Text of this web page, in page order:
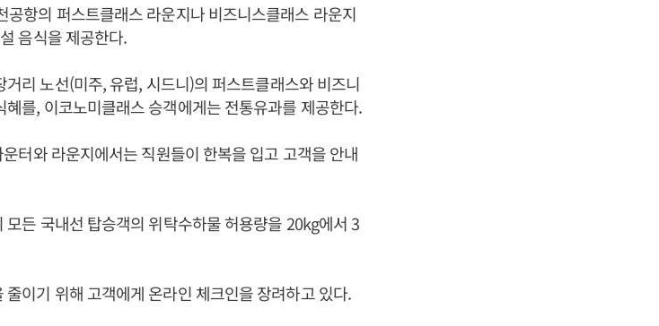
항의 퍼스트클래스 라운지나 비즈니스클래스 라운지
음식을 제공한다.
리 노선(미주, 유럽, 시드니)의 퍼스트클래스와 비즈니
를, 이코노미클래스 승객에게는 전통유과를 제공한다.
터와 라운지에서는 직원들이 한복을 입고 고객을 안내
든 국내선 탑승객의 위탁수하물 허용량을 20kg에서 3
이기 위해 고객에게 온라인 체크인을 장려하고 있다.